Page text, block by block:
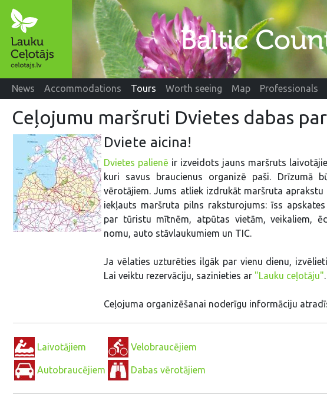
News Accommodations Tours Worth seeing Map Professionals
Ceļojumu maršruti Dvietes dabas
Dviete aicina!
Dvietes palienē ir izveidots jauns maršruts
kuri savus braucienus organizē paši. Drīzumā
vērotājiem. Jums atliek izdrukāt maršruta
iekļauts maršruta pilns raksturojums: īss
par tūristu mītnēm, atpūtas vietām, veikaliem,
nomu, auto stāvlaukumiem un TIC.
Ja vēlaties uzturēties ilgāk par vienu dienu,
Lai veiktu rezervāciju, sazinieties ar "Lauku ceļotāju".
Ceļojuma organizēšanai noderīgu informāciju
Laivotājiem Velobraucējiem
Autobraucējiem Dabas vērotājiem